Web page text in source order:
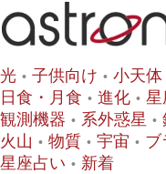
光 子供向け 小天体
日食・月食
進化 星
観測機器
系外惑星
火山
物質 宇宙
星座占い
新着